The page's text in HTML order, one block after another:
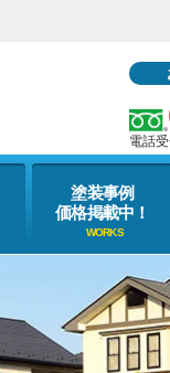
電話
塗装事例
価格掲載中！